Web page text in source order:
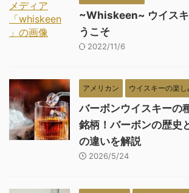
~Whiskeen~ ウイスキ
うこそ
2022/11/6
アメリカン ウイスキーの楽し
バーボンウイスキーの
銘柄！バーボンの歴史
の違いを解説
2026/5/24